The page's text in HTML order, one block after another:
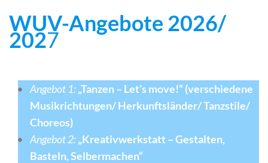
WUV-Angebote 2026/
2027
Angebot 1:„Tanzen– Let’s move!“ (verschiedene
Musikrichtungen/ Herkunftsländer/ Tanzstile/
Choreos)
Angebot 2:„Kreativwerkstatt–Gestalten,
Basteln, Selbermachen“